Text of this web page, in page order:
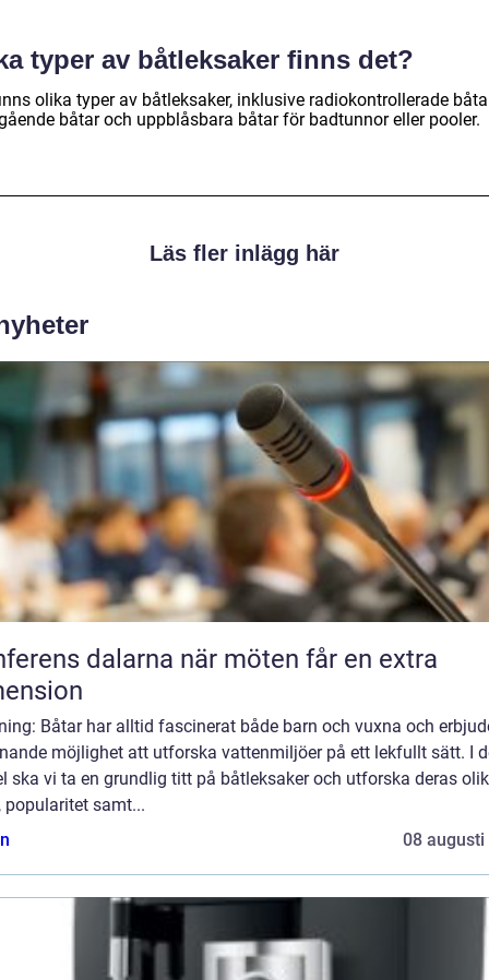
typer av båtleksaker finns det?
olika typer av båtleksaker, inklusive radiokontrollerade
båtar och uppblåsbara båtar för badtunnor eller pooler.
Läs fler inlägg här
dalarna när möten får en extra
Båtar har alltid fascinerat både barn och vuxna och
möjlighet att utforska vattenmiljöer på ett lekfullt sätt. I
ska vi ta en grundlig titt på båtleksaker och utforska deras
popularitet samt...
08 augusti